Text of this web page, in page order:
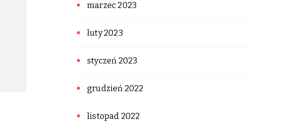
marzec 2023
luty 2023
styczeń 2023
grudzień 2022
listopad 2022